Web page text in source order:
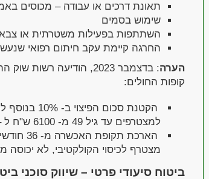
תאונת דרכים או עבודה – מכוסים
שימוש בסמים
השתתפות בפעילות משטרתית או
החרגה קיימת עקב חיתום רפואי
הערה
: בדצמבר 2023, הודיעה
קופות החולים:
למצטרפים עד גיל 49 מ- 6100 ש"ח ל – 5000 ש"ח תוך שנה.
מצטרף לכיסוי הקולקטיבי, לא יכוסה
ביטוח סיעודי פרטי – שיווק סוכני